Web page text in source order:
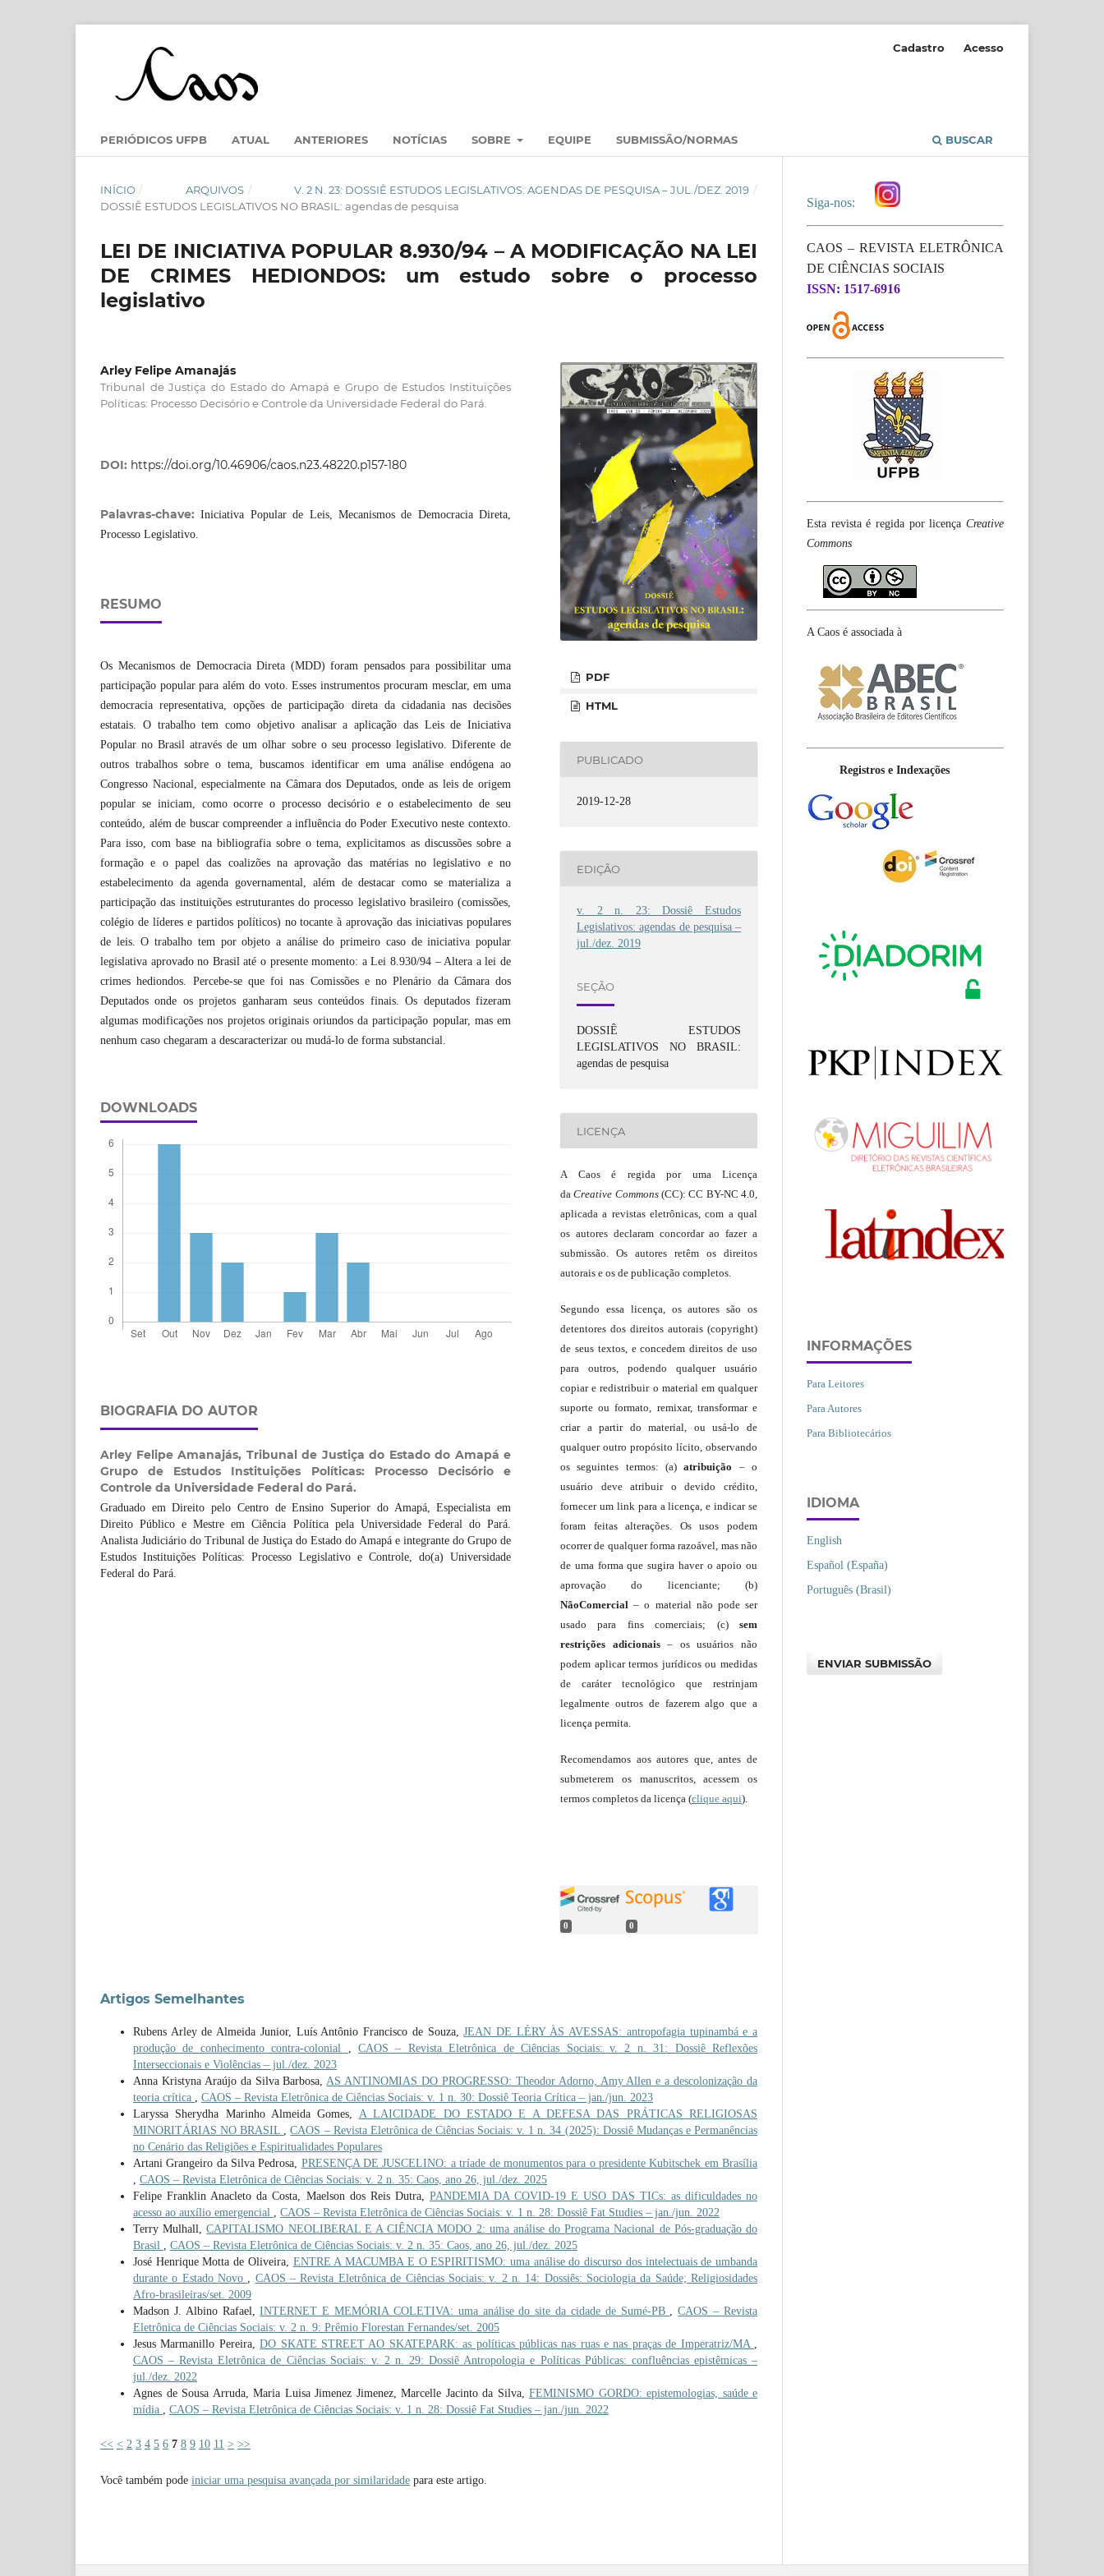
PERIÓDICOS UFPB ATUAL ANTERIORES NOTÍCIAS SOBRE EQUIPE SUBMISSÃO/NORMAS BUSCAR
Cadastro Acesso
INÍCIO / ARQUIVOS / V. 2 N. 23: DOSSIÊ ESTUDOS LEGISLATIVOS: AGENDAS DE PESQUISA – JUL./DEZ. 2019 /
DOSSIÊ ESTUDOS LEGISLATIVOS NO BRASIL: agendas de pesquisa
LEI DE INICIATIVA POPULAR 8.930/94 – A MODIFICAÇÃO NA LEI
DE CRIMES HEDIONDOS: um estudo sobre o processo
legislativo
Arley Felipe Amanajás
Tribunal de Justiça do Estado do Amapá e Grupo de Estudos Instituições
Políticas: Processo Decisório e Controle da Universidade Federal do Pará.
DOI: https://doi.org/10.46906/caos.n23.48220.p157-180
Palavras-chave:Iniciativa Popular de Leis, Mecanismos de Democracia Direta,
Processo Legislativo.
RESUMO
Os Mecanismos de Democracia Direta (MDD) foram pensados para possibilitar uma
participação popular para além do voto. Esses instrumentos procuram mesclar, em uma
democracia representativa, opções de participação direta da cidadania nas decisões
estatais. O trabalho tem como objetivo analisar a aplicação das Leis de Iniciativa
Popular no Brasil através de um olhar sobre o seu processo legislativo. Diferente de
outros trabalhos sobre o tema, buscamos identificar em uma análise endógena ao
Congresso Nacional, especialmente na Câmara dos Deputados, onde as leis de origem
popular se iniciam, como ocorre o processo decisório e o estabelecimento de seu
conteúdo, além de buscar compreender a influência do Poder Executivo neste contexto.
Para isso, com base na bibliografia sobre o tema, explicitamos as discussões sobre a
formação e o papel das coalizões na aprovação das matérias no legislativo e no
estabelecimento da agenda governamental, além de destacar como se materializa a
participação das instituições estruturantes do processo legislativo brasileiro (comissões,
colégio de líderes e partidos políticos) no tocante à aprovação das iniciativas populares
de leis. O trabalho tem por objeto a análise do primeiro caso de iniciativa popular
legislativa aprovado no Brasil até o presente momento: a Lei 8.930/94 – Altera a lei de
crimes hediondos. Percebe-se que foi nas Comissões e no Plenário da Câmara dos
Deputados onde os projetos ganharam seus conteúdos finais. Os deputados fizeram
algumas modificações nos projetos originais oriundos da participação popular, mas em
nenhum caso chegaram a descaracterizar ou mudá-lo de forma substancial.
DOWNLOADS
BIOGRAFIA DO AUTOR
Arley Felipe Amanajás, Tribunal de Justiça do Estado do Amapá e
Grupo de Estudos Instituições Políticas: Processo Decisório e
Controle da Universidade Federal do Pará.
Graduado em Direito pelo Centro de Ensino Superior do Amapá, Especialista em
Direito Público e Mestre em Ciência Política pela Universidade Federal do Pará.
Analista Judiciário do Tribunal de Justiça do Estado do Amapá e integrante do Grupo de
Estudos Instituições Políticas: Processo Legislativo e Controle, do(a) Universidade
Federal do Pará.
PDF
HTML
PUBLICADO
2019-12-28
EDIÇÃO
v. 2 n. 23: Dossiê Estudos
Legislativos: agendas de pesquisa –
jul./dez. 2019
SEÇÃO
DOSSIÊ ESTUDOS
LEGISLATIVOS NO BRASIL:
agendas de pesquisa
LICENÇA
A Caos é regida por uma Licença
daCreative Commons(CC): CC BY-NC 4.0,
aplicada a revistas eletrônicas, com a qual
os autores declaram concordar ao fazer a
submissão. Os autores retêm os direitos
autorais e os de publicação completos.
Segundo essa licença, os autores são os
detentores dos direitos autorais (copyright)
de seus textos, e concedem direitos de uso
para outros, podendo qualquer usuário
copiar e redistribuir o material em qualquer
suporte ou formato, remixar, transformar e
criar a partir do material, ou usá-lo de
qualquer outro propósito lícito, observando
os seguintes termos: (a)atribuição – o
usuário deve atribuir o devido crédito,
fornecer um link para a licença, e indicar se
foram feitas alterações. Os usos podem
ocorrer de qualquer forma razoável, mas não
de uma forma que sugira haver o apoio ou
aprovação do licenciante; (b)
NãoComercial – o material não pode ser
usado para fins comerciais; (c) sem
restrições adicionais– os usuários não
podem aplicar termos jurídicos ou medidas
de caráter tecnológico que restrinjam
legalmente outros de fazerem algo que a
licença permita.
Recomendamos aos autores que, antes de
submeterem os manuscritos, acessem os
termos completos da licença (clique aqui).
0 0
Artigos Semelhantes
Rubens Arley de Almeida Junior, Luís Antônio Francisco de Souza,JEAN DE LÉRY ÀS AVESSAS: antropofagia tupinambá e a
produção de conhecimento contra-colonial
,CAOS – Revista Eletrônica de Ciências Sociais: v. 2 n. 31: Dossiê Reflexões
Interseccionais e Violências – jul./dez. 2023
Anna Kristyna Araújo da Silva Barbosa, AS ANTINOMIAS DO PROGRESSO: Theodor Adorno, Amy Allen e a descolonização da
teoria crítica
CAOS – Revista Eletrônica de Ciências Sociais: v. 1 n. 30: Dossiê Teoria Crítica – jan./jun. 2023
Laryssa Sherydha Marinho Almeida Gomes, A LAICIDADE DO ESTADO E A DEFESA DAS PRÁTICAS RELIGIOSAS
MINORITÁRIAS NO BRASIL
,CAOS – Revista Eletrônica de Ciências Sociais: v. 1 n. 34 (2025): Dossiê Mudanças e Permanências
no Cenário das Religiões e Espiritualidades Populares
Artani Grangeiro da Silva Pedrosa, PRESENÇA DE JUSCELINO: a tríade de monumentos para o presidente Kubitschek em Brasília
CAOS – Revista Eletrônica de Ciências Sociais: v. 2 n. 35: Caos, ano 26, jul./dez. 2025
Felipe Franklin Anacleto da Costa, Maelson dos Reis Dutra, PANDEMIA DA COVID-19 E USO DAS TICs: as dificuldades no
acesso ao auxílio emergencial
CAOS – Revista Eletrônica de Ciências Sociais: v. 1 n. 28: Dossiê Fat Studies – jan./jun. 2022
Terry Mulhall,CAPITALISMO NEOLIBERAL E A CIÊNCIA MODO 2: uma análise do Programa Nacional de Pós-graduação do
Brasil
CAOS – Revista Eletrônica de Ciências Sociais: v. 2 n. 35: Caos, ano 26, jul./dez. 2025
José Henrique Motta de Oliveira, ENTRE A MACUMBA E O ESPIRITISMO: uma análise do discurso dos intelectuais de umbanda
durante o Estado Novo
CAOS – Revista Eletrônica de Ciências Sociais: v. 2 n. 14: Dossiês: Sociologia da Saúde; Religiosidades
Afro-brasileiras/set. 2009
Madson J. Albino Rafael,INTERNET E MEMÓRIA COLETIVA: uma análise do site da cidade de Sumé-PB ,CAOS – Revista
Eletrônica de Ciências Sociais: v. 2 n. 9: Prêmio Florestan Fernandes/set. 2005
Jesus Marmanillo Pereira,DO SKATE STREET AO SKATEPARK: as políticas públicas nas ruas e nas praças de Imperatriz/MA
CAOS – Revista Eletrônica de Ciências Sociais: v. 2 n. 29: Dossiê Antropologia e Políticas Públicas: confluências epistêmicas –
jul./dez. 2022
Agnes de Sousa Arruda, Maria Luisa Jimenez Jimenez, Marcelle Jacinto da Silva, FEMINISMO GORDO: epistemologias, saúde e
mídia
CAOS – Revista Eletrônica de Ciências Sociais: v. 1 n. 28: Dossiê Fat Studies – jan./jun. 2022
<< < 2 3 4 5 6 7 8 9 10 11 > >>
Você também pode iniciar uma pesquisa avançada por similaridade para este artigo.
Siga-nos:
CAOS – REVISTA ELETRÔNICA
DE CIÊNCIAS SOCIAIS
ISSN: 1517-6916
Esta revista é regida por licença Creative
Commons
A Caos é associada à
Registros e Indexações
INFORMAÇÕES
Para Leitores
Para Autores
Para Bibliotecários
IDIOMA
English
Español (España)
Português (Brasil)
ENVIAR SUBMISSÃO